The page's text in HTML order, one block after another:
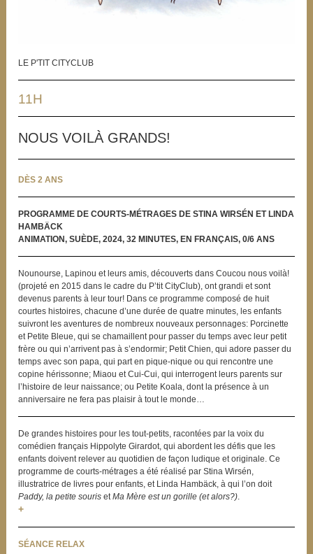
LE P'TIT CITYCLUB
11H
NOUS VOILÀ GRANDS!
DÈS 2 ANS
PROGRAMME DE COURTS-MÉTRAGES DE STINA WIRSÉN ET LINDA
HAMBÄCK
ANIMATION, SUÈDE, 2024, 32 MINUTES, EN FRANÇAIS, 0/6 ANS
Nounourse, Lapinou et leurs amis, découverts dans Coucou nous voilà!
(projeté en 2015 dans le cadre du P’tit CityClub), ont grandi et sont
devenus parents à leur tour! Dans ce programme composé de huit
courtes histoires, chacune d’une durée de quatre minutes, les enfants
suivront les aventures de nombreux nouveaux personnages: Porcinette
et Petite Bleue, qui se chamaillent pour passer du temps avec leur petit
frère ou qui n’arrivent pas à s’endormir; Petit Chien, qui adore passer du
temps avec son papa, qui part en pique-nique ou qui rencontre une
copine hérissonne; Miaou et Cui-Cui, qui interrogent leurs parents sur
l’histoire de leur naissance; ou Petite Koala, dont la présence à un
anniversaire ne fera pas plaisir à tout le monde…
De grandes histoires pour les tout-petits, racontées par la voix du
comédien français Hippolyte Girardot, qui abordent les défis que les
enfants doivent relever au quotidien de façon ludique et originale. Ce
programme de courts-métrages a été réalisé par Stina Wirsén,
illustratrice de livres pour enfants, et Linda Hambäck, à qui l’on doit
Paddy, la petite souriset Ma Mère est un gorille (et alors?).
+
SÉANCE RELAX